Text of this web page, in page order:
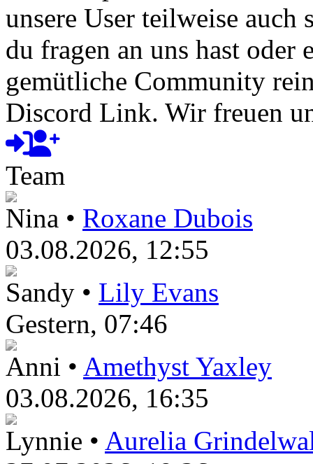
unsere User teilweise
du fragen an uns hast oder
gemütliche Community
Discord Link. Wir freuen
Team
Nina • Roxane Dubois
03.08.2026, 12:55
Sandy • Lily Evans
Gestern, 07:46
Anni • Amethyst Yaxley
03.08.2026, 16:35
Lynnie • Aurelia